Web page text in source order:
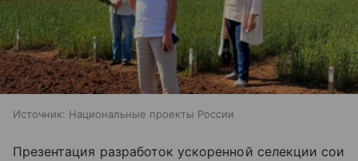
Источник: Национальные проекты России
Презентация разработок ускоренной селекции сои